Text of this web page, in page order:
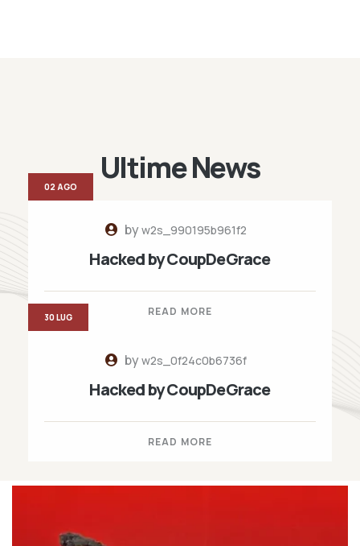
Ultime News
byw2s_990195b961f2
Hacked by CoupDeGrace
READ MORE
02 AGO
byw2s_0f24c0b6736f
Hacked by CoupDeGrace
READ MORE
30 LUG